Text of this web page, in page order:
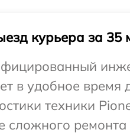
курьера за 35
в удобное время
техники
сложного